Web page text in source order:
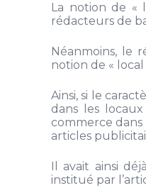
La notion de «
rédacteurs de
Néanmoins, le
notion de «
Ainsi, si le
dans les
commerce
articles
Il avait ainsi
institué par